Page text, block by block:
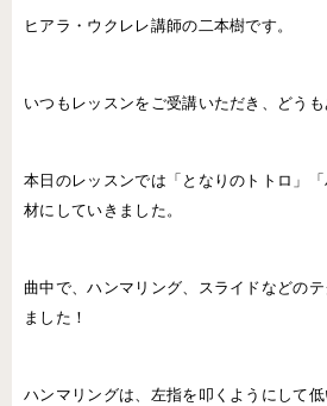
ヒアラ・ウクレレ講師の二本樹です。
いつもレッスンをご受講いただき、どうも
本日のレッスンでは「となりのトトロ」
材にしていきました。
曲中で、ハンマリング、スライドなどの
ました！
ハンマリングは、左指を叩くようにして